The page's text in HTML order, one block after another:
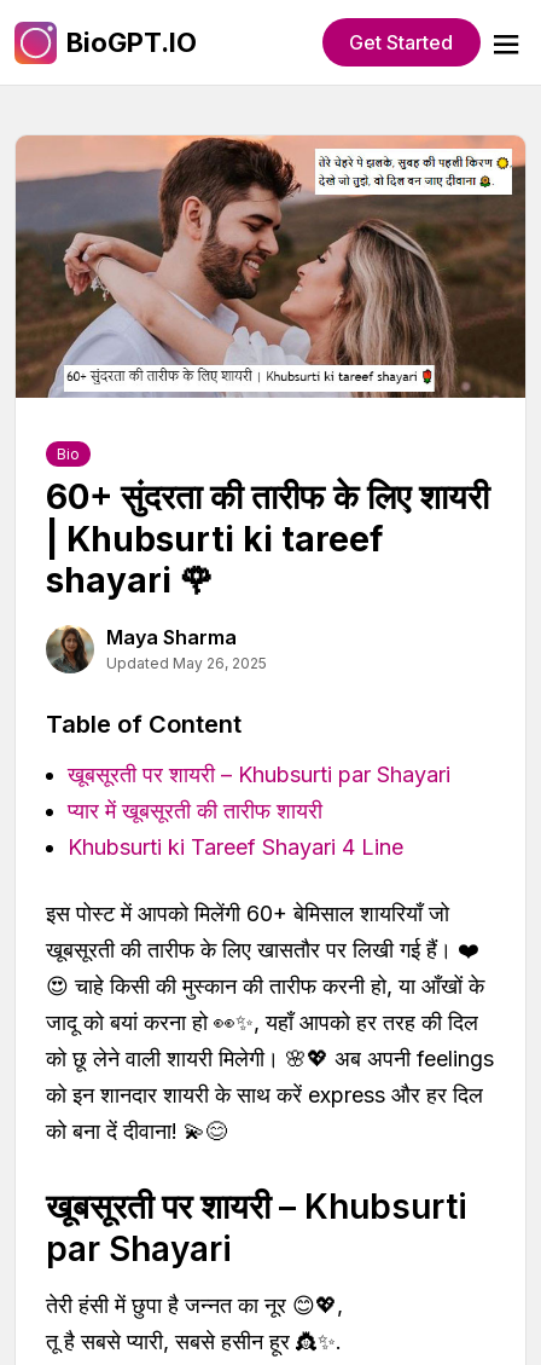
BioGPT.IO Get Started
Bio
60+ सुंदरता की तारीफ के लिए शायरी
| Khubsurti ki tareef
shayari 🌹
Maya Sharma
Updated May 26, 2025
Table of Content
खूबसूरती पर शायरी – Khubsurti par Shayari
प्यार में खूबसूरती की तारीफ शायरी
Khubsurti ki Tareef Shayari 4 Line
इस पोस्ट में आपको मिलेंगी 60+ बेमिसाल शायरियाँ जो
खूबसूरती की तारीफ के लिए खासतौर पर लिखी गई हैं। ❤️
😍 चाहे किसी की मुस्कान की तारीफ करनी हो, या आँखों के
जादू को बयां करना हो 👀✨, यहाँ आपको हर तरह की दिल
को छू लेने वाली शायरी मिलेगी। 🌸💖 अब अपनी feelings
को इन शानदार शायरी के साथ करें express और हर दिल
को बना दें दीवाना! 💫😊
खूबसूरती पर शायरी – Khubsurti
par Shayari
तेरी हंसी में छुपा है जन्नत का नूर 😊💖,
तू है सबसे प्यारी, सबसे हसीन हूर 👸✨.